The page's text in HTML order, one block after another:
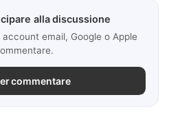
alla discussione
email, Google o Apple
commentare